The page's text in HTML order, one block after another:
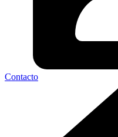
Contacto